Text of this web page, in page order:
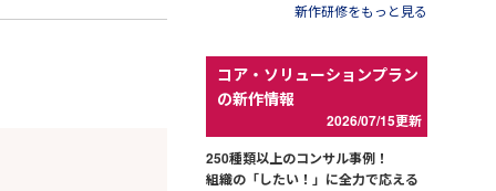
新作研修をもっと見る
コア・ソリューションプラン
の新作情報
2026/07/15更新
250種類以上のコンサル事例！
組織の「したい！」に全力で応える